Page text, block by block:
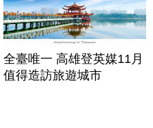
全臺唯一 高雄登英媒11月
值得造訪旅遊城市